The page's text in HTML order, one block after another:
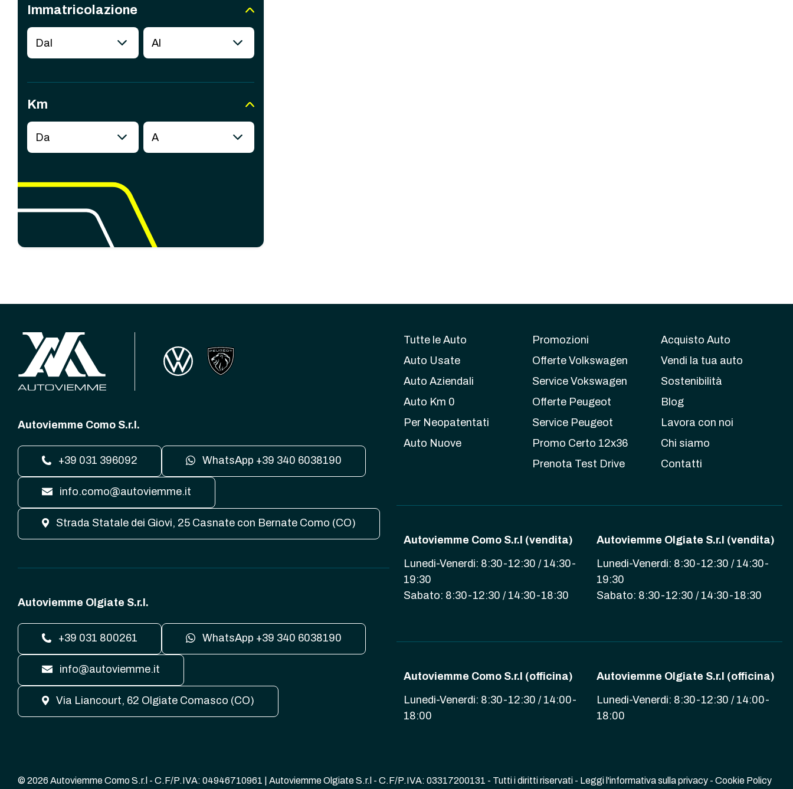
Immatricolazione
Dal Al
Km
Da A
Autoviemme Como S.r.l.
+39 031 396092 WhatsApp +39 340 6038190
info.como@autoviemme.it
Strada Statale dei Giovi, 25 Casnate con Bernate Como (CO)
Autoviemme Olgiate S.r.l.
+39 031 800261 WhatsApp +39 340 6038190
info@autoviemme.it
Via Liancourt, 62 Olgiate Comasco (CO)
Tutte le Auto
Auto Usate
Auto Aziendali
Auto Km 0
Per Neopatentati
Auto Nuove
Promozioni
Offerte Volkswagen
Service Vokswagen
Offerte Peugeot
Service Peugeot
Promo Certo 12x36
Prenota Test Drive
Acquisto Auto
Vendi la tua auto
Sostenibilità
Blog
Lavora con noi
Chi siamo
Contatti
Autoviemme Como S.r.l (vendita)
Lunedi-Venerdi: 8:30-12:30 / 14:30-
19:30
Sabato: 8:30-12:30 / 14:30-18:30
Autoviemme Olgiate S.r.l (vendita)
Lunedi-Venerdi: 8:30-12:30 / 14:30-
19:30
Sabato: 8:30-12:30 / 14:30-18:30
Autoviemme Como S.r.l (officina)
Lunedi-Venerdi: 8:30-12:30 / 14:00-
18:00
Autoviemme Olgiate S.r.l (officina)
Lunedi-Venerdi: 8:30-12:30 / 14:00-
18:00
© 2026 Autoviemme Como S.r.l - C.F/P.IVA: 04946710961 | Autoviemme Olgiate S.r.l - C.F/P.IVA: 03317200131 - Tutti i diritti riservati - Leggi l'informativa sulla privacy - Cookie Policy